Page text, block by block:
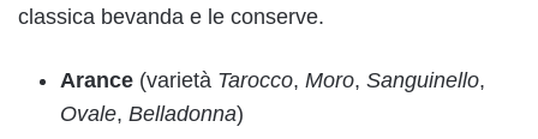
classica bevanda e le conserve.
Arance (varietà Tarocco, Moro, Sanguinello,
Ovale, Belladonna)